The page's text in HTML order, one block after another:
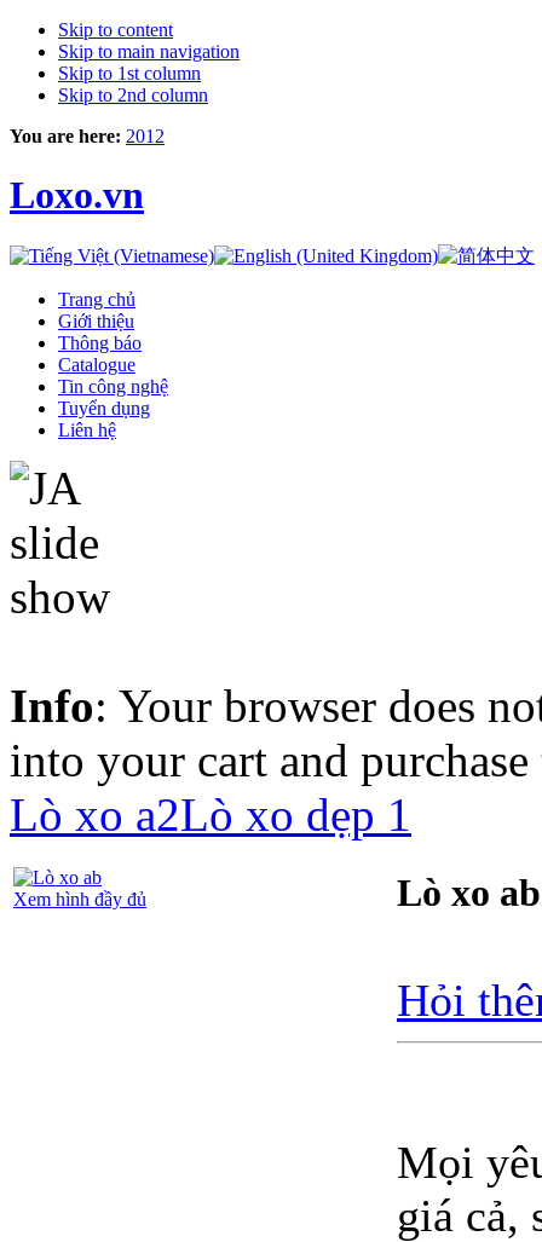
Skip to content
Skip to main navigation
Skip to 1st column
Skip to 2nd column
You are here: 2012
Loxo.vn
Trang chủ
Giới thiệu
Thông báo
Catalogue
Tin công nghệ
Tuyển dụng
Liên hệ
Info: Your browser does
into your cart and
Lò xo a2Lò xo dẹp 1
Xem hình đầy đủ Lò xo ab
Hỏi
Mọi
giá cả,